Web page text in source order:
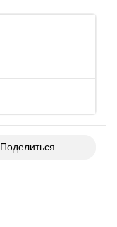
Поделиться